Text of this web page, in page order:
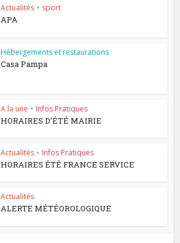
Actualités • sport
APA
Hébergements et restaurations
Casa Pampa
A la une • Infos Pratiques
HORAIRES D’ÉTÉ MAIRIE
Actualités • Infos Pratiques
HORAIRES ÉTÉ FRANCE SERVICE
Actualités
ALERTE MÉTÉOROLOGIQUE